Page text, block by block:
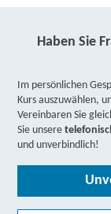
Haben Sie
Im persönlichen
Kurs auszuwählen,
Vereinbaren Sie
Sie unsere
und unverbindlich!